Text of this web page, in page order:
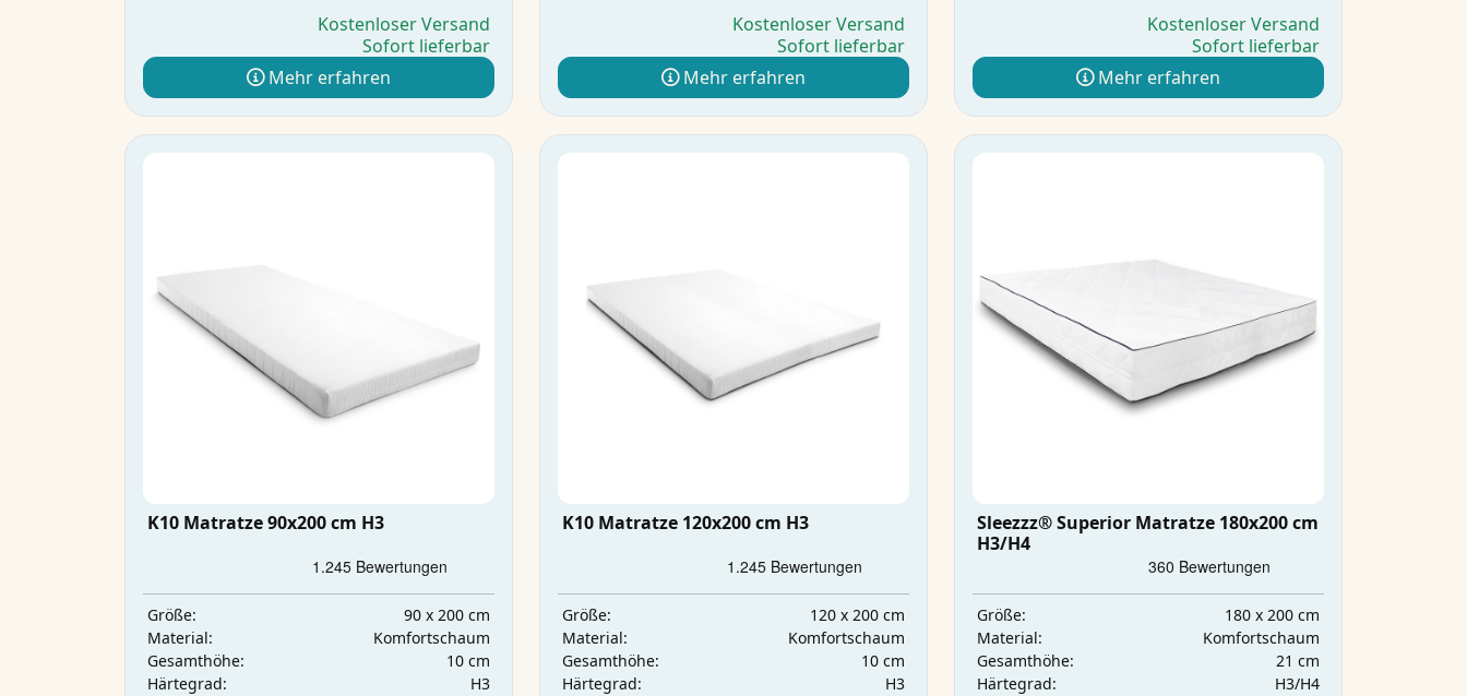
Kostenloser Versand
Sofort lieferbar
Mehr erfahren
Kostenloser Versand
Sofort lieferbar
Mehr erfahren
Kostenloser Versand
Sofort lieferbar
Mehr erfahren
K10 Matratze 90x200 cm H3
Größe:
90 x 200 cm
Material:
Komfortschaum
Gesamthöhe:
10 cm
Härtegrad:
H3
K10 Matratze 120x200 cm H3
Größe:
120 x 200 cm
Material:
Komfortschaum
Gesamthöhe:
10 cm
Härtegrad:
H3
Sleezzz® Superior Matratze 180x200 cm
H3/H4
Größe:
180 x 200 cm
Material:
Komfortschaum
Gesamthöhe:
21 cm
Härtegrad:
H3/H4